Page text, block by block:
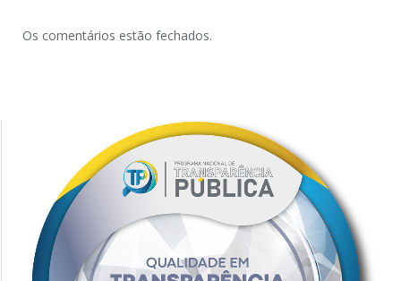
Os comentários estão fechados.